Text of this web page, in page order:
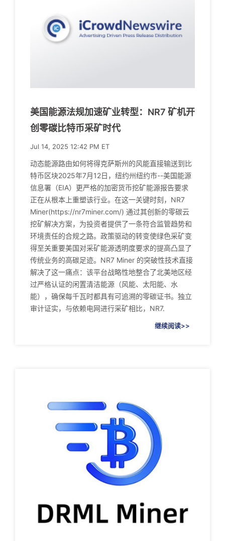
美国能源法规加速矿业转型：NR7 矿机开
创零碳比特币采矿时代
Jul 14, 2025 12:42 PM ET
动态能源路由如何将得克萨斯州的风能直接输送到比
特币区块2025年7月12日，纽约州纽约市--美国能源
信息署（EIA）更严格的加密货币挖矿能源报告要求
正在从根本上重塑该行业。在这一关键时刻，NR7
Miner(https://nr7miner.com/) 通过其创新的零碳云
挖矿解决方案，为投资者提供了一条符合监管趋势和
环境责任的合规之路。政策驱动的转变使绿色采矿变
得至关重要美国对采矿能源透明度要求的提高凸显了
传统业务的高碳足迹。NR7 Miner 的突破性技术直接
解决了这一痛点：该平台战略性地整合了北美地区经
过严格认证的闲置清洁能源（风能、太阳能、水
能），确保每千瓦时都具有可追溯的零碳证书。独立
审计证实，与依赖电网进行采矿相比，NR7.
继续阅读>>